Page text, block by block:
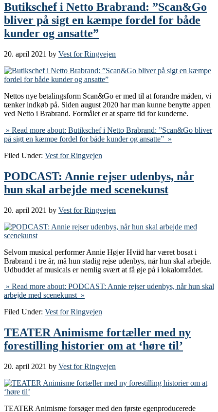
Butikschef i Netto Brabrand: ”Scan&Go
bliver på sigt en kæmpe fordel for både
kunder og ansatte”
20. april 2021 by Vest for Ringvejen
Nettos nye betalingsform Scan&Go er med til at forandre måden, vi
tænker indkøb på. Siden august 2020 har man kunne benytte appen
ved Netto i Brabrand. Formålet er at sparre tid for kunderne.
» Read more about: Butikschef i Netto Brabrand: ”Scan&Go bliver
på sigt en kæmpe fordel for både kunder og ansatte” »
Filed Under: Vest for Ringvejen
PODCAST: Annie rejser udenbys, når
hun skal arbejde med scenekunst
20. april 2021 by Vest for Ringvejen
Selvom musical performer Annie Højer Hviid har været bosat i
Brabrand i tre år, må hun stadig rejse udenbys, når hun skal arbejde.
Udbuddet af musicals er nemlig svært at få øje på i lokalområdet.
» Read more about: PODCAST: Annie rejser udenbys, når hun skal
arbejde med scenekunst »
Filed Under: Vest for Ringvejen
TEATER Animisme fortæller med ny
forestilling historier om at ‘høre til’
20. april 2021 by Vest for Ringvejen
TEATER Animisme forsøger med den første egenproducerede